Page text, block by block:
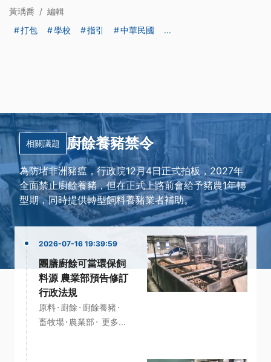
黃瑀喬 / 編輯
打包
學校 指引 中華民國 ...
相關議題 廚餘養豬禁令
為防堵非洲豬瘟，行政院12月4日正式拍板，2027年
全面禁止廚餘養豬，但在正式上路前會給予豬農1年轉
型期，同時提供轉型飼料養豬業者補助。
2026-07-16 19:39:59
團膳廚餘可當環保飼
料源 農業部預告修訂
行政法規
原料· 廚餘 · 廚餘養豬·
畜牧場· 農業部 · 更多...